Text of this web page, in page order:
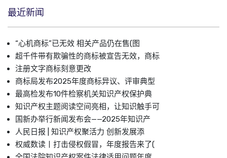
最近新闻
“心机商标”已无效 相关产品仍在售(图
超千件带有欺骗性的商标被宣告无效，商标
注册文字商标刻意更改
商标局发布2025年度商标异议、评审典型
最高检发布10件检察机关知识产权保护典
知识产权主题阅读空间亮相，让知识触手可
国新办举行新闻发布会——2025年知识产
人民日报 | 知识产权聚活力 创新发展添
权威数读丨打击侵权假冒，年度报告来了(